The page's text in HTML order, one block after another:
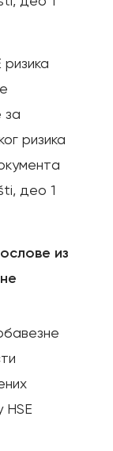
за
ризика
део 1
из